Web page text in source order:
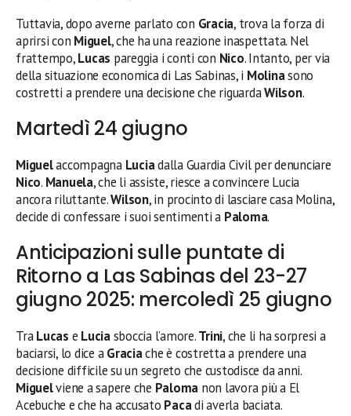
Tuttavia, dopo averne parlato con Gracia, trova la forza di
aprirsi con Miguel, che ha una reazione inaspettata. Nel
frattempo,Lucas pareggia i conti con Nico. Intanto, per via
della situazione economica di Las Sabinas, i Molinasono
costretti a prendere una decisione che riguardaWilson.
Martedì 24 giugno
Miguelaccompagna Luciadalla Guardia Civil per denunciare
Nico. Manuela, che li assiste, riesce a convincere Lucia
ancora riluttante.Wilson, in procinto di lasciare casa Molina,
decide di confessare i suoi sentimenti a Paloma.
Anticipazioni sulle puntate di
Ritorno a Las Sabinas del 23-27
giugno 2025: mercoledì 25 giugno
TraLucas e Luciasboccia l’amore.Trini, che li ha sorpresi a
baciarsi, lo dice aGraciache è costretta a prendere una
decisione difficile su un segreto che custodisce da anni.
Miguelviene a sapere che Paloma non lavora più a El
Acebuche e che ha accusato Pacadi averla baciata.